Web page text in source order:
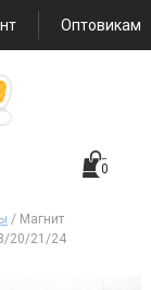
Оптовикам
0
/ Магнит
20/21/24